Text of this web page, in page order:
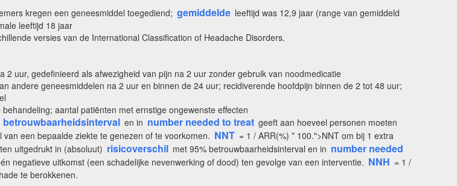
kregen een geneesmiddel toegediend; gemiddelde leeftijd was 12,9 jaar (range van gemiddeld
leeftijd 18 jaar
versies van de International Classification of Headache Disorders.
uur, gedefinieerd als afwezigheid van pijn na 2 uur zonder gebruik van noodmedicatie
andere geneesmiddelen na 2 uur en binnen de 24 uur; recidiverende hoofdpijn binnen de 2 tot 48 uur;
aantal patiënten met ernstige ongewenste effecten
betrouwbaarheidsinterval en in number needed to treat geeft aan hoeveel personen moeten
een bepaalde ziekte te genezen of te voorkomen. NNT = 1 / ARR(%) * 100.">NNT om bij 1 extra
uitgedrukt in (absoluut) risicoverschil met 95% betrouwbaarheidsinterval en in number needed
negatieve uitkomst (een schadelijke nevenwerking of dood) ten gevolge van een interventie. NNH = 1 /
te berokkenen.